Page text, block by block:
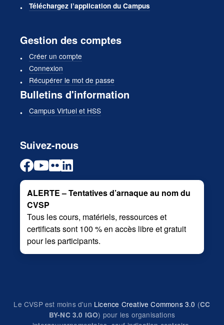
Téléchargez l’application du Campus
Gestion des comptes
Créer un compte
Connexion
Récupérer le mot de passe
Bulletins d'information
Campus Virtuel et HSS
Suivez-nous
ALERTE – Tentatives d’arnaque au nom du
CVSP
Tous les cours, matériels, ressources et
certificats sont 100 % en accès libre et gratuit
pour les participants.
Le CVSP est moins d'un Licence Creative Commons 3.0 (CC
BY-NC 3.0 IGO) pour les organisations